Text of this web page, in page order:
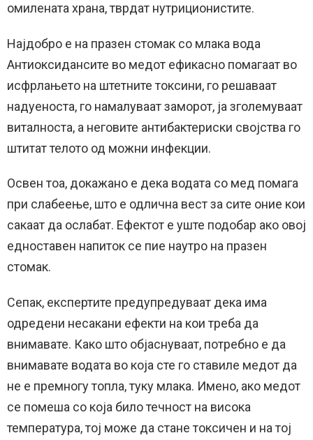
омилената храна, тврдат нутриционистите.
Најдобро е на празен стомак со млака вода
Антиоксидансите во медот ефикасно помагаат во
исфрлањето на штетните токсини, го решаваат
надуеноста, го намалуваат заморот, ја зголемуваат
виталноста, а неговите антибактериски својства го
штитат телото од можни инфекции.
Освен тоа, докажано е дека водата со мед помага
при слабеење, што е одлична вест за сите оние кои
сакаат да ослабат. Ефектот е уште подобар ако овој
едноставен напиток се пие наутро на празен
стомак.
Сепак, експертите предупредуваат дека има
одредени несакани ефекти на кои треба да
внимавате. Како што објаснуваат, потребно е да
внимавате водата во која сте го ставиле медот да
не е премногу топла, туку млака. Имено, ако медот
се помеша со која било течност на висока
температура, тој може да стане токсичен и на тој